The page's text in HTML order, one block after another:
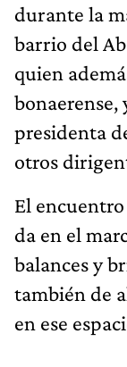
durante la
barrio del
quien
bonaerense,
presidenta
otros
El
da en el
balances y
también de
en ese